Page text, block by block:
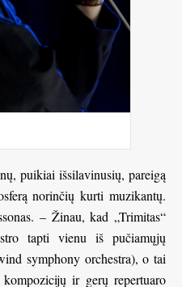
puikiai išsilavinusių, pareigą
norinčių kurti muzikantų.
– Žinau, kad „Trimitas“
tapti vienu iš pučiamųjų
symphony orchestra), o tai
ir gerų repertuaro